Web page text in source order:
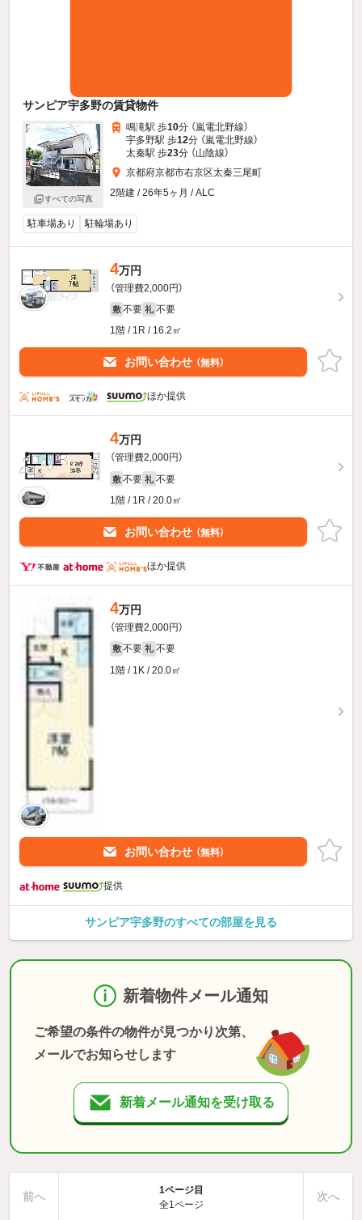
サンピア宇多野の賃貸物件
すべての写真
鳴滝駅 歩10分 （嵐電北野線）
宇多野駅 歩12分 （嵐電北野線）
太秦駅 歩23分 （山陰線）
京都府京都市右京区太秦三尾町
2階建 / 26年5ヶ月 / ALC
駐車場あり 駐輪場あり
4万円
（管理費2,000円）
敷 不要 礼 不要
1階 / 1R / 16.2㎡
お問い合わせ （無料）
ほか提供
4万円
（管理費2,000円）
敷 不要 礼 不要
1階 / 1R / 20.0㎡
お問い合わせ （無料）
ほか提供
4万円
（管理費2,000円）
敷 不要 礼 不要
1階 / 1K / 20.0㎡
お問い合わせ （無料）
提供
サンピア宇多野のすべての部屋を見る
新着物件メール通知
ご希望の条件の物件が見つかり次第、
メールでお知らせします
新着メール通知を受け取る
前へ
1ページ目
全1ページ
次へ